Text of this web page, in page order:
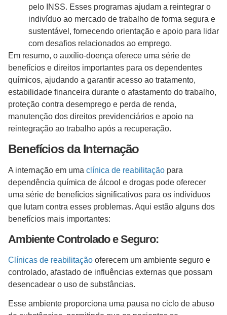
pelo INSS. Esses programas ajudam a reintegrar o
indivíduo ao mercado de trabalho de forma segura e
sustentável, fornecendo orientação e apoio para lidar
com desafios relacionados ao emprego.
Em resumo, o auxílio-doença oferece uma série de
benefícios e direitos importantes para os dependentes
químicos, ajudando a garantir acesso ao tratamento,
estabilidade financeira durante o afastamento do trabalho,
proteção contra desemprego e perda de renda,
manutenção dos direitos previdenciários e apoio na
reintegração ao trabalho após a recuperação.
Benefícios da Internação
A internação em uma clínica de reabilitação para
dependência química de álcool e drogas pode oferecer
uma série de benefícios significativos para os indivíduos
que lutam contra esses problemas. Aqui estão alguns dos
benefícios mais importantes:
Ambiente Controlado e Seguro:
Clínicas de reabilitação oferecem um ambiente seguro e
controlado, afastado de influências externas que possam
desencadear o uso de substâncias.
Esse ambiente proporciona uma pausa no ciclo de abuso